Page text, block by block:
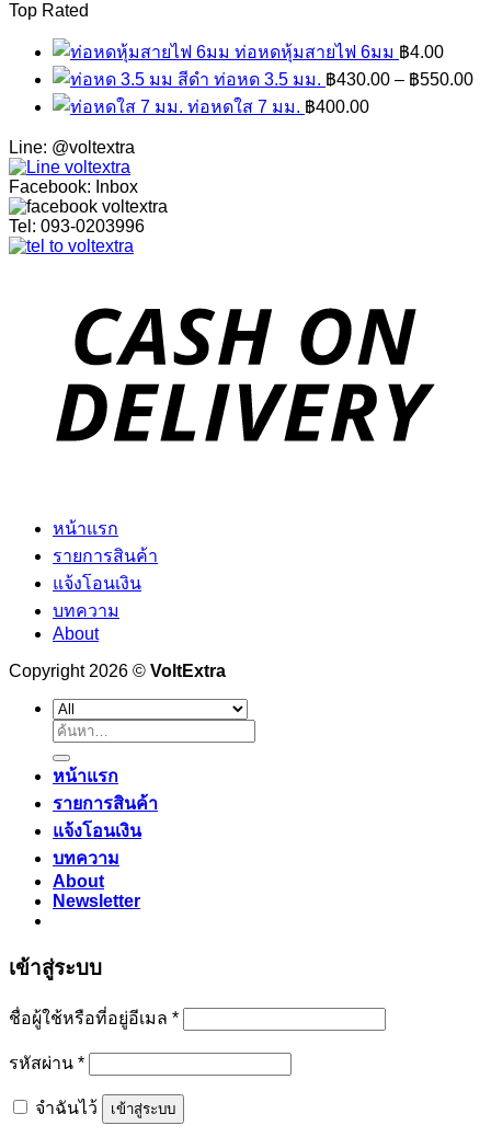
Top Rated
ท่อหดหุ้มสายไฟ 6มม ฿4.00
ท่อหด 3.5 มม. ฿430.00 – ฿550.00
ท่อหดใส 7 มม. ฿400.00
Line: @voltextra
Facebook: Inbox
Tel: 093-0203996
หน้าแรก
รายการสินค้า
แจ้งโอนเงิน
บทความ
About
Copyright 2026 © VoltExtra
ค้นหา:
หน้าแรก
รายการสินค้า
แจ้งโอนเงิน
บทความ
About
Newsletter
เข้าสู่ระบบ
ชื่อผู้ใช้หรือที่อยู่อีเมล *ต้องการ
รหัสผ่าน *ต้องการ
จำฉันไว้ เข้าสู่ระบบ